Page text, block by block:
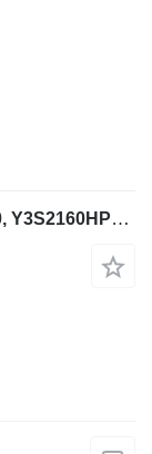
Liming Y3S1860CS160, Y3S1860HP220, Y3S2160HP220